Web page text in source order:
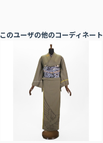
このユーザの他のコーディネート